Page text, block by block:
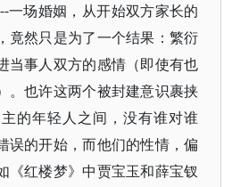
一场婚姻，从开始双方家长的
竟然只是为了一个结果：繁衍
当事人双方的感情（即使有也
。也许这两个被封建意识裹挟
的年轻人之间，没有谁对谁
误的开始，而他们的性情，偏
《红楼梦》中贾宝玉和薛宝钗